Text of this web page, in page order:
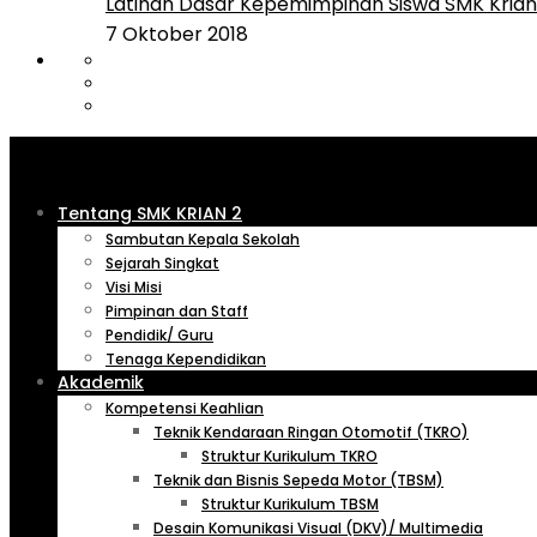
7 Oktober 2018
Tentang SMK KRIAN 2
Sambutan Kepala Sekolah
Sejarah Singkat
Visi Misi
Pimpinan dan Staff
Pendidik/ Guru
Tenaga Kependidikan
Akademik
Kompetensi Keahlian
Teknik Kendaraan Ringan Otomotif (TKRO)
Struktur Kurikulum TKRO
Teknik dan Bisnis Sepeda Motor (TBSM)
Struktur Kurikulum TBSM
Desain Komunikasi Visual (DKV)/ Multimedia